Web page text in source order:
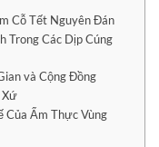
Cỗ Tết Nguyên Đán
Trong Các Dịp Cúng
và Cộng Đồng
Xứ
Của Ẩm Thực Vùng